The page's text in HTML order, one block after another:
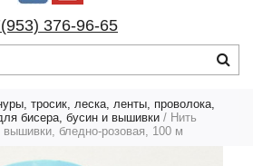
376-96-65
тросик, леска, ленты, проволока,
бисера, бусин и вышивки / Нить
бледно-розовая, 100 м